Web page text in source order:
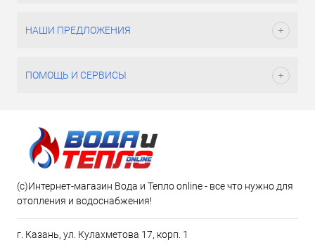
НАШИ ПРЕДЛОЖЕНИЯ
ПОМОЩЬ И СЕРВИСЫ
(c)Интернет-магазин Вода и Тепло online - все что нужно для
отопления и водоснабжения!
г. Казань, ул. Кулахметова 17, корп. 1